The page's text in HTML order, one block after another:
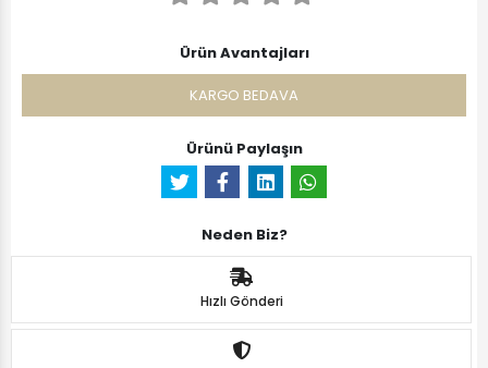
Ürün Avantajları
KARGO BEDAVA
Ürünü Paylaşın
Neden Biz?
Hızlı Gönderi